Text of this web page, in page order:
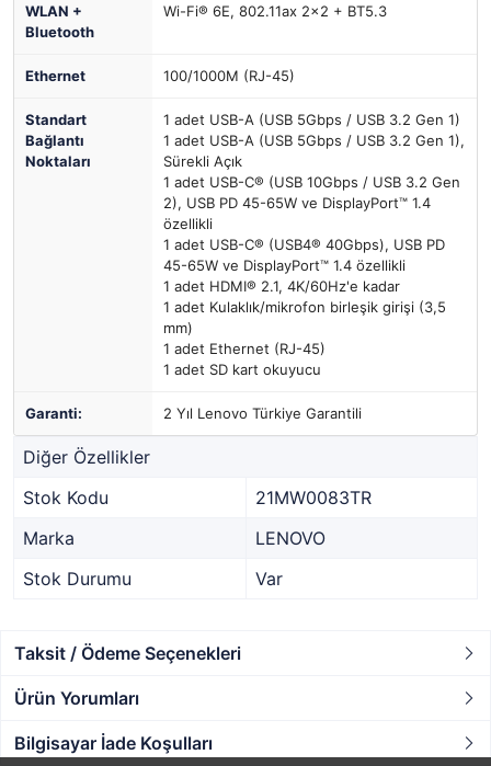
WLAN +
Bluetooth
Wi-Fi® 6E, 802.11ax 2x2 + BT5.3
Ethernet 100/1000M (RJ-45)
Standart
Bağlantı
Noktaları
1 adet USB-A (USB 5Gbps / USB 3.2 Gen 1)
1 adet USB-A (USB 5Gbps / USB 3.2 Gen 1),
Sürekli Açık
1 adet USB-C® (USB 10Gbps / USB 3.2 Gen
2), USB PD 45-65W ve DisplayPort™ 1.4
özellikli
1 adet USB-C® (USB4® 40Gbps), USB PD
45-65W ve DisplayPort™ 1.4 özellikli
1 adet HDMI® 2.1, 4K/60Hz'e kadar
1 adet Kulaklık/mikrofon birleşik girişi (3,5
mm)
1 adet Ethernet (RJ-45)
1 adet SD kart okuyucu
Garanti: 2 Yıl Lenovo Türkiye Garantili
Diğer Özellikler
Stok Kodu
21MW0083TR
Marka
LENOVO
Stok Durumu
Var
Taksit / Ödeme Seçenekleri
Ürün Yorumları
Bilgisayar İade Koşulları